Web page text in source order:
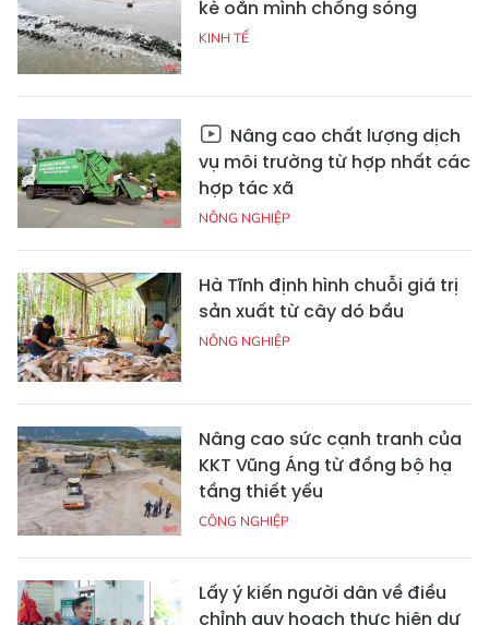
kè oằn mình chống sóng
KINH TẾ
Nâng cao chất lượng dịch
vụ môi trường từ hợp nhất các
hợp tác xã
NÔNG NGHIỆP
Hà Tĩnh định hình chuỗi giá trị
sản xuất từ cây dó bầu
NÔNG NGHIỆP
Nâng cao sức cạnh tranh của
KKT Vũng Áng từ đồng bộ hạ
tầng thiết yếu
CÔNG NGHIỆP
Lấy ý kiến người dân về điều
chỉnh quy hoạch thực hiện dự